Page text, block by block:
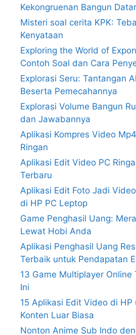
Kekongruenan Bangun Datar
Misteri soal cerita KPK:
Kenyataan
Exploring the World of
Contoh Soal dan Cara
Explorasi Seru: Tantangan
Beserta Pemecahannya
Explorasi Volume Bangun
dan Jawabannya
Aplikasi Kompres Video
Ringan
Aplikasi Edit Video PC
Terbaru
Aplikasi Edit Foto Jadi
di HP PC Leptop
Game Penghasil Uang:
Lewat Hobi Anda
Aplikasi Penghasil Uang
Terbaik untuk Pendapatan
13 Game Multiplayer Online
Ini
15 Aplikasi Edit Video di
Konten Luar Biasa
Nonton Anime Sub Indo